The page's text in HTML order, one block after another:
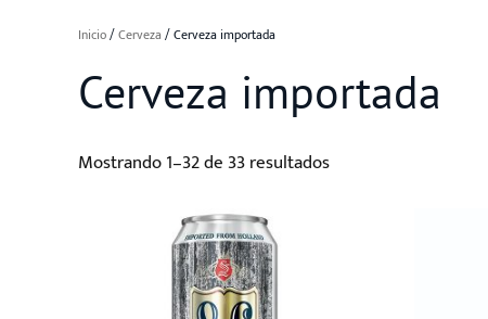
Inicio/Cerveza / Cerveza importada
Cerveza importada
Mostrando 1–32 de 33 resultados